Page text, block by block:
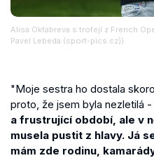
Alisa Okťabreva s trofejí z French
Pavel Lebeda (sport-pics.cz))
"Moje sestra ho dostala
proto, že jsem byla nezletilá
a frustrující období, ale v
musela pustit z hlavy. Já
mám zde rodinu,